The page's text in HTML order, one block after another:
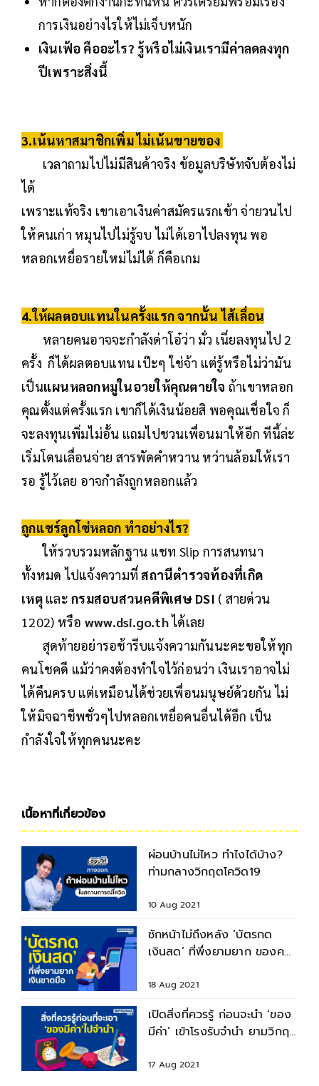
การเงินอย่างไรให้ไม่เจ็บหนัก
เงินเฟ้อ คืออะไร? รู้หรือไม่เงินเรามีค่าลดลงทุก
ปีเพราะสิ่งนี้
3.เน้นหาสมาชิกเพิ่ม ไม่เน้นขายของ
เวลาถามไปไม่มีสินค้าจริง ข้อมูลบริษัทจับต้องไม่
ได้
เพราะแท้จริง เขาเอาเงินค่าสมัครแรกเข้า จ่ายวนไป
ให้คนเก่า หมุนไปไม่รู้จบ ไม่ได้เอาไปลงทุน พอ
หลอกเหยื่อรายใหม่ไม่ได้ ก็คือเกม
4.ให้ผลตอบแทนในครั้งแรก จากนั้น ไส้เลื่อน
หลายคนอาจจะกำลังด่าโอ๋ว่า มั่ว เนี่ยลงทุนไป 2
ครั้ง ก็ได้ผลตอบแทน เป๊ะๆ ใช่จ้า แต่รู้หรือไม่ว่ามัน
เป็นแผนหลอกหมูในอวยให้คุณตายใจ ถ้าเขาหลอก
คุณตั้งแต่ครั้งแรก เขาก็ได้เงินน้อยสิ พอคุณเชื่อใจ ก็
จะลงทุนเพิ่มไม่อั้น แถมไปชวนเพื่อนมาให้อีก ทีนี้ล่ะ
เริ่มโดนเลื่อนจ่าย สารพัดคำหวาน หว่านล้อมให้เรา
รอ รู้ไว้เลย อาจกำลังถูกหลอกแล้ว
ถูกแชร์ลูกโซ่หลอก ทำอย่างไร?
ให้รวบรวมหลักฐาน แชท Slip การสนทนา
ทั้งหมด ไปแจ้งความที่สถานีตำรวจท้องที่เกิด
เหตุ และ กรมสอบสวนคดีพิเศษ DSI ( สายด่วน
1202) หรือ www.dsi.go.thได้เลย
สุดท้ายอย่ารอช้ารีบแจ้งความกันนะคะขอให้ทุก
คนโชคดี แม้ว่าคงต้องทำใจไว้ก่อนว่า เงินเราอาจไม่
ได้คืนครบ แต่เหมือนได้ช่วยเพื่อนมนุษย์ด้วยกัน ไม่
ให้มิจฉาชีพชั่วๆไปหลอกเหยื่อคนอื่นได้อีก เป็น
กำลังใจให้ทุกคนนะคะ
เนื้อหาที่เกี่ยวข้อง
ผ่อนบ้านไม่ไหว ทำไงได้บ้าง?
ท่ามกลางวิกฤตโควิด19
10 Aug 2021
ชักหน้าไม่ถึงหลัง ‘บัตรกด
เงินสด’ ที่พึ่งยามยาก ของคน
18 Aug 2021
เปิดสิ่งที่ควรรู้ ก่อนจะนำ ‘ของ
มีค่า’ เข้าโรงรับจำนำ ยามวิกฤต
17 Aug 2021